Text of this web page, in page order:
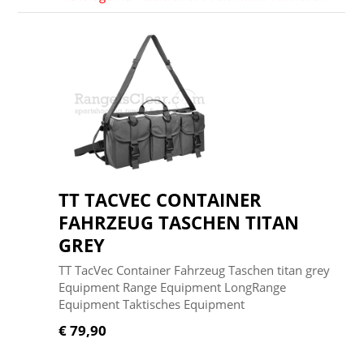
TT TACVEC CONTAINER
FAHRZEUG TASCHEN TITAN
GREY
TT TacVec Container Fahrzeug Taschen titan grey
Equipment Range Equipment LongRange
Equipment Taktisches Equipment
€ 79,90